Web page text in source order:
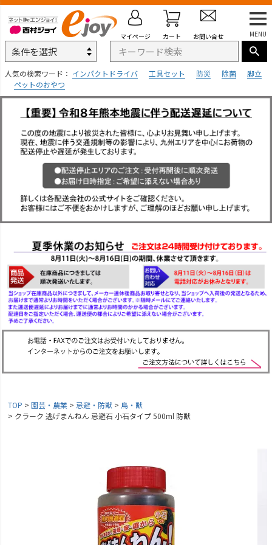
MENU
人気の検索ワード： インパクトドライバ 工具セット 防災 除菌
脚立
ペットのおやつ
マイページ カート お問い合せ
TOP 園芸・農業 忌避・防獣
鳥・獣
クラーク 逃げまんねん 忌避石 小石タイプ 500ml 防獣